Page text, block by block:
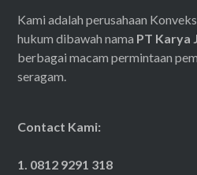
Kami adalah perusahaan
hukum dibawah nama PT Karya
berbagai macam permintaan
seragam.
Contact Kami:
1. 0812 9291 318